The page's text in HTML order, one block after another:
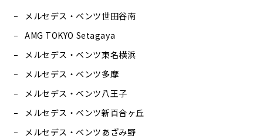
メルセデス・ベンツ世田谷南
AMG TOKYO Setagaya
メルセデス・ベンツ東名横浜
メルセデス・ベンツ多摩
メルセデス・ベンツ八王子
メルセデス・ベンツ新百合ヶ丘
メルセデス・ベンツあざみ野